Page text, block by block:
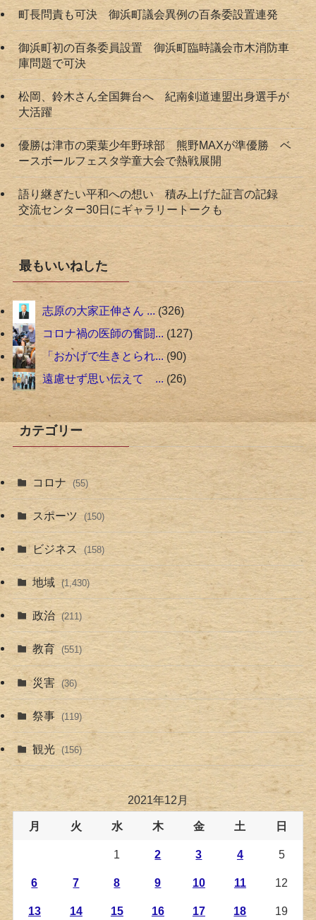
町長問責も可決 御浜町議会異例の百条委設置連発
御浜町初の百条委員設置 御浜町臨時議会市木消防車
庫問題で可決
松岡、鈴木さん全国舞台へ 紀南剣道連盟出身選手が
大活躍
優勝は津市の栗葉少年野球部 熊野MAXが準優勝 ベ
ースボールフェスタ学童大会で熱戦展開
語り継ぎたい平和への想い 積み上げた証言の記録
交流センター30日にギャラリートークも
最もいいねした
志原の大家正伸さん ... 326
コロナ禍の医師の奮闘... 127
「おかげで生きとられ... 90
遠慮せず思い伝えて ... 26
カテゴリー
コロナ (55)
スポーツ (150)
ビジネス (158)
地域 (1,430)
政治 (211)
教育 (551)
災害 (36)
祭事 (119)
観光 (156)
2021年12月
月 火 水 木 金 土 日
1 2 3 4 5
6 7 8 9 10 11 12
13 14 15 16 17 18 19